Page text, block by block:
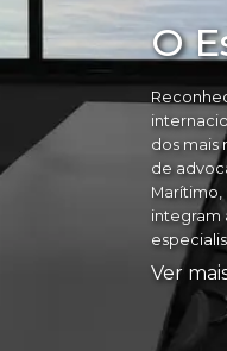
O
dos mais
de
Marítimo,
integram
Ver